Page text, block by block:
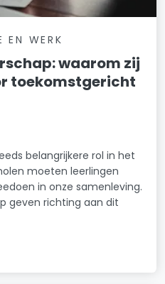
EN WERK
waarom zij
toekomstgericht
belangrijkere rol in het
moeten leerlingen
in onze samenleving.
geven richting aan dit